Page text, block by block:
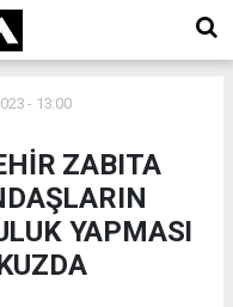
- 13:00
ZABITA
YAPMASI